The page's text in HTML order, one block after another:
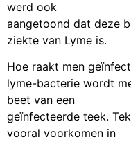
werd ook
aangetoond dat deze
ziekte van Lyme is.
Hoe raakt men
lyme-bacterie wordt
beet van een
geïnfecteerde teek.
vooral voorkomen in